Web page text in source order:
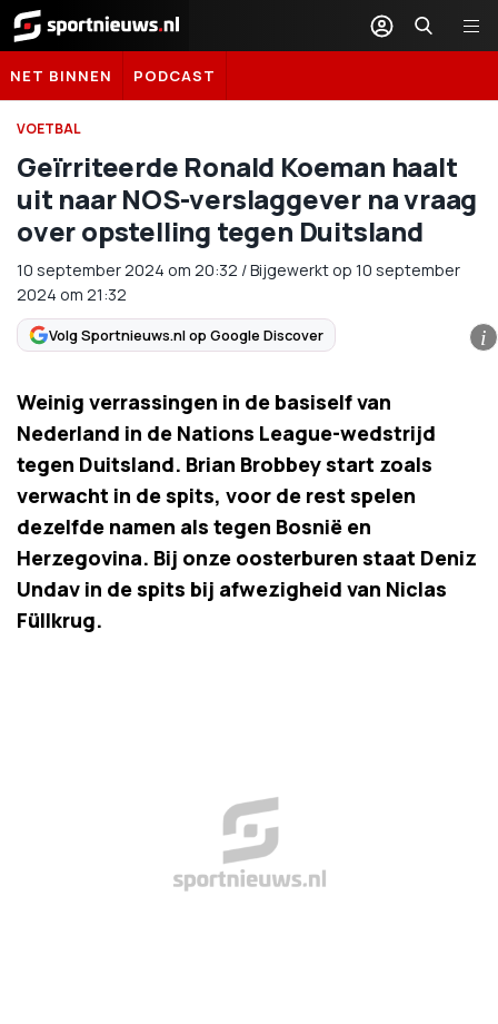
Sportnieuws.nl
NET BINNEN PODCAST
VOETBAL
Geïrriteerde Ronald Koeman haalt
uit naar NOS-verslaggever na vraag
over opstelling tegen Duitsland
10 september 2024 om 20:32 /Bijgewerkt op 10 september
2024 om 21:32
Volg Sportnieuws.nl op Google Discover i
Weinig verrassingen in de basiself van
Nederland in de Nations League-wedstrijd
tegen Duitsland. Brian Brobbey start zoals
verwacht in de spits, voor de rest spelen
dezelfde namen als tegen Bosnië en
Herzegovina. Bij onze oosterburen staat Deniz
Undav in de spits bij afwezigheid van Niclas
Füllkrug.